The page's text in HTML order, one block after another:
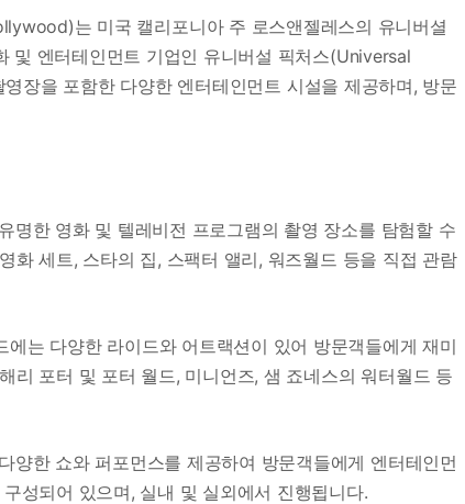
는 미국 캘리포니아 주 로스앤젤레스의 유니버셜
및 엔터테인먼트 기업인 유니버설 픽처스(Universal
장을 포함한 다양한 엔터테인먼트 시설을 제공하며, 방문
명한 영화 및 텔레비전 프로그램의 촬영 장소를 탐험할 수
화 세트, 스타의 집, 스팩터 앨리, 워즈월드 등을 직접 관람
에는 다양한 라이드와 어트랙션이 있어 방문객들에게 재미
리 포터 및 포터 월드, 미니언즈, 샘 죠네스의 워터월드 등
양한 쇼와 퍼포먼스를 제공하여 방문객들에게 엔터테인먼
성되어 있으며, 실내 및 실외에서 진행됩니다.